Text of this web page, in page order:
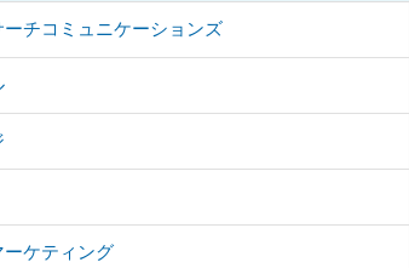
チコミュニケーションズ
ケティング